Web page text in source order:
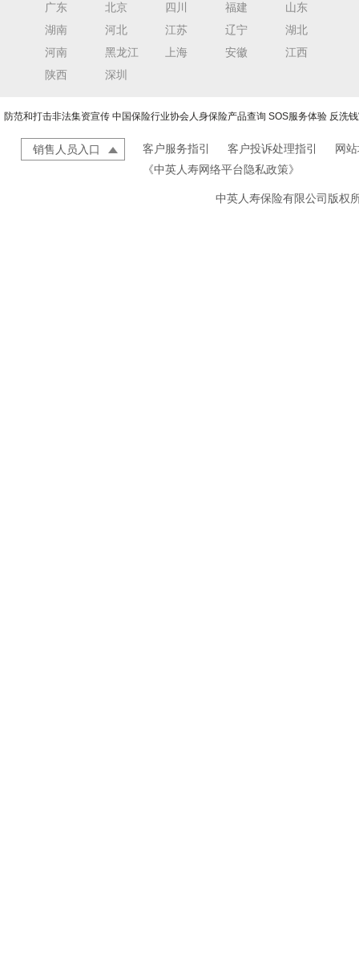
广东 北京 四川 福建
山东
湖南
河北 江苏 辽宁
湖北
河南
黑龙江 上海 安徽
江西
陕西
深圳
防范和打击非法集资宣传 中国保险行业协会人身保险产品查询 SOS服务体验 反洗
销售人员入口 客户服务指引 客户投诉处理指引
网
《中英人寿网络平台隐私政策》
中英人寿保险有限公司版权